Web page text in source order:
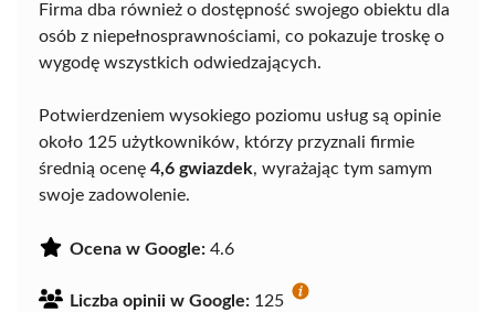
Firma dba również o dostępność swojego obiektu dla
osób z niepełnosprawnościami, co pokazuje troskę o
wygodę wszystkich odwiedzających.
Potwierdzeniem wysokiego poziomu usług są opinie
około 125 użytkowników, którzy przyznali firmie
średnią ocenę 4,6 gwiazdek, wyrażając tym samym
swoje zadowolenie.
Ocena w Google: 4.6
Liczba opinii w Google: 125